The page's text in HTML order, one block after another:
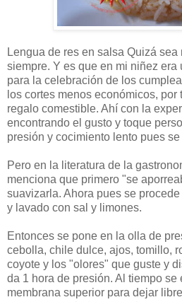
Lengua de res en salsa Quizá
siempre. Y es que en mi niñez era
para la celebración de los
los cortes menos económicos,
regalo comestible. Ahí con la
encontrando el gusto y toque
presión y cocimiento lento pues
Pero en la literatura de la
menciona que primero "se
suavizarla. Ahora pues se
y lavado con sal y limones.
Entonces se pone en la olla de
cebolla, chile dulce, ajos, tomillo,
coyote y los "olores" que guste y
da 1 hora de presión. Al tiempo se
membrana superior para dejar